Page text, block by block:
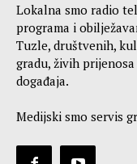
Lokalna smo radio
programa i
Tuzle, društvenih,
gradu, živih
događaja.
Medijski smo servis